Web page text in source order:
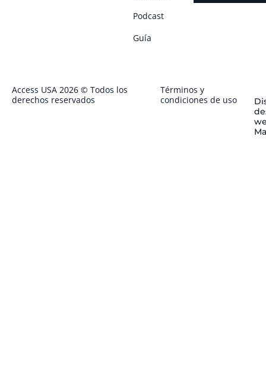
Podcast
Guía
Access USA 2026 © Todos los
derechos reservados
Términos y
condiciones de uso